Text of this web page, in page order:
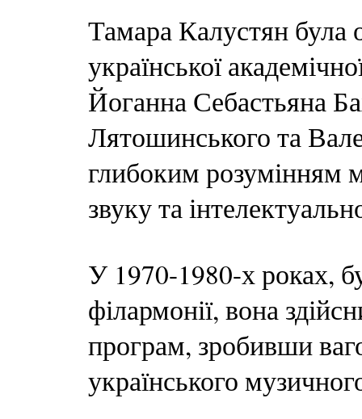
Тамара Калустян була
української
Йоганна Себастьяна
Лятошинського та
глибоким розумінням
звуку та
У 1970-1980-х роках,
філармонії, вона
програм, зробивши
українського